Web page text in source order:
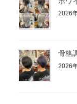
2026
骨格
2026